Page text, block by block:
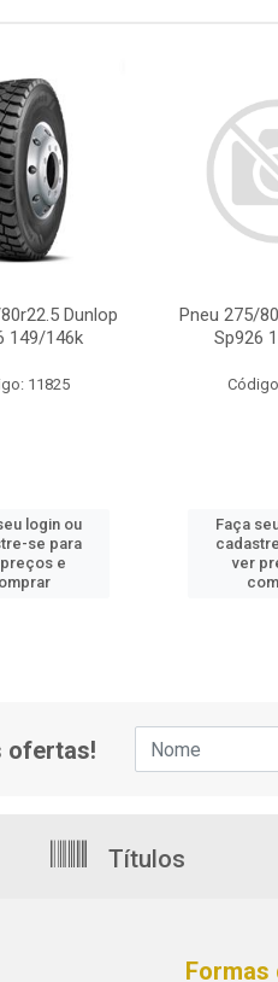
Dunlop
149/146k
11825
login ou
se para
e
Pneu 275/
Sp926
Faça
ver
ofertas!
Títulos
Formas